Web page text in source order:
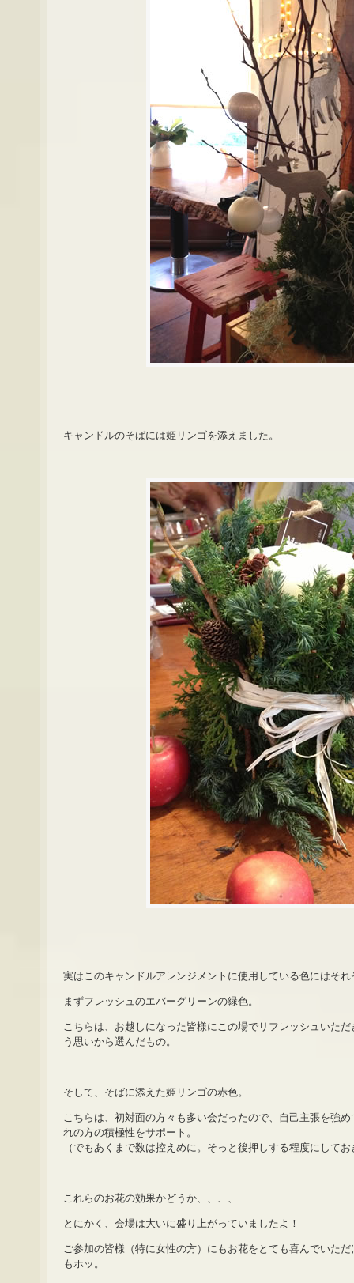
キャンドルのそばには姫リンゴを添えました。
実はこのキャンドルアレンジメントに使用している色にはそ
まずフレッシュのエバーグリーンの緑色。
こちらは、お越しになった皆様にこの場でリフレッシュいた
う思いから選んだもの。
そして、そばに添えた姫リンゴの赤色。
こちらは、初対面の方々も多い会だったので、自己主張を強
れの方の積極性をサポート。
（でもあくまで数は控えめに。そっと後押しする程度にして
これらのお花の効果かどうか、、、、
とにかく、会場は大いに盛り上がっていましたよ！
ご参加の皆様（特に女性の方）にもお花をとても喜んでいた
もホッ。